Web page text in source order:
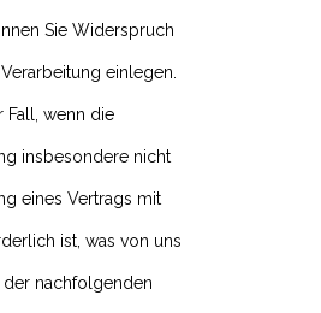
Sie Widerspruch
einlegen.
Fall, wenn die
insbesondere nicht
eines Vertrags mit
ist, was von uns
der nachfolgenden